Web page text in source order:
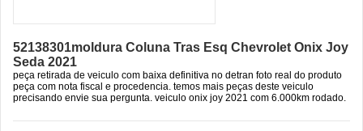
52138301moldura Coluna Tras Esq Chevrolet Onix Joy
Seda 2021
peça retirada de veiculo com baixa definitiva no detran foto real do produto
peça com nota fiscal e procedencia. temos mais peças deste veiculo
precisando envie sua pergunta. veiculo onix joy 2021 com 6.000km rodado.